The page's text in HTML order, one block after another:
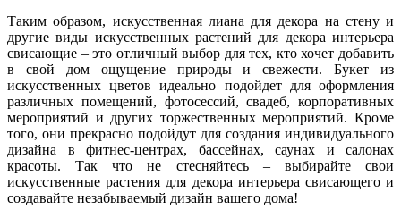
Таким образом, искусственная лиана для декора на стену и
другие виды искусственных растений для декора интерьера
свисающие – это отличный выбор для тех, кто хочет добавить
в свой дом ощущение природы и свежести. Букет из
искусственных цветов идеально подойдет для оформления
различных помещений, фотосессий, свадеб, корпоративных
мероприятий и других торжественных мероприятий. Кроме
того, они прекрасно подойдут для создания индивидуального
дизайна в фитнес-центрах, бассейнах, саунах и салонах
красоты. Так что не стесняйтесь – выбирайте свои
искусственные растения для декора интерьера свисающего и
создавайте незабываемый дизайн вашего дома!